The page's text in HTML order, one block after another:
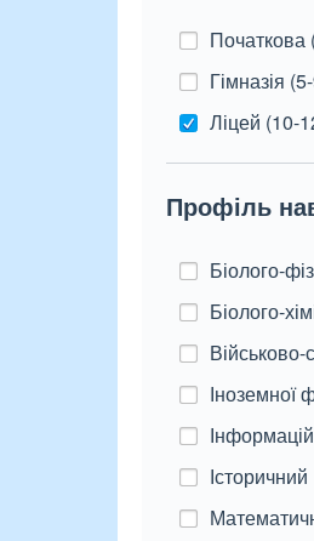
Початкова
Гімназія
Ліцей (10-
Профіль
Біолого-
Біолого-
Іноземної
Історичний